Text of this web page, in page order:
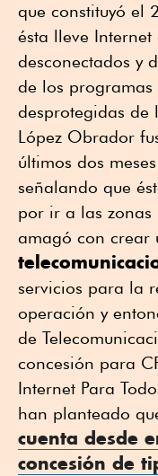
que constituyó el
ésta lleve
desconectados y
de los programas
desprotegidas de
López Obrador
últimos dos
señalando que
por ir a las
amagó con crear
servicios para la
operación y
de
concesión para
Internet Para
han planteado
cuenta desde
concesión de